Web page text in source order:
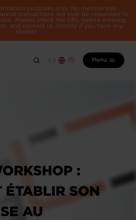
purposes only. No membership
transactions will ever be requested to
Always check the URL before entering
and contact us directly if you have any
doubts.
Menu
:
ÉTABLIR SON
AU